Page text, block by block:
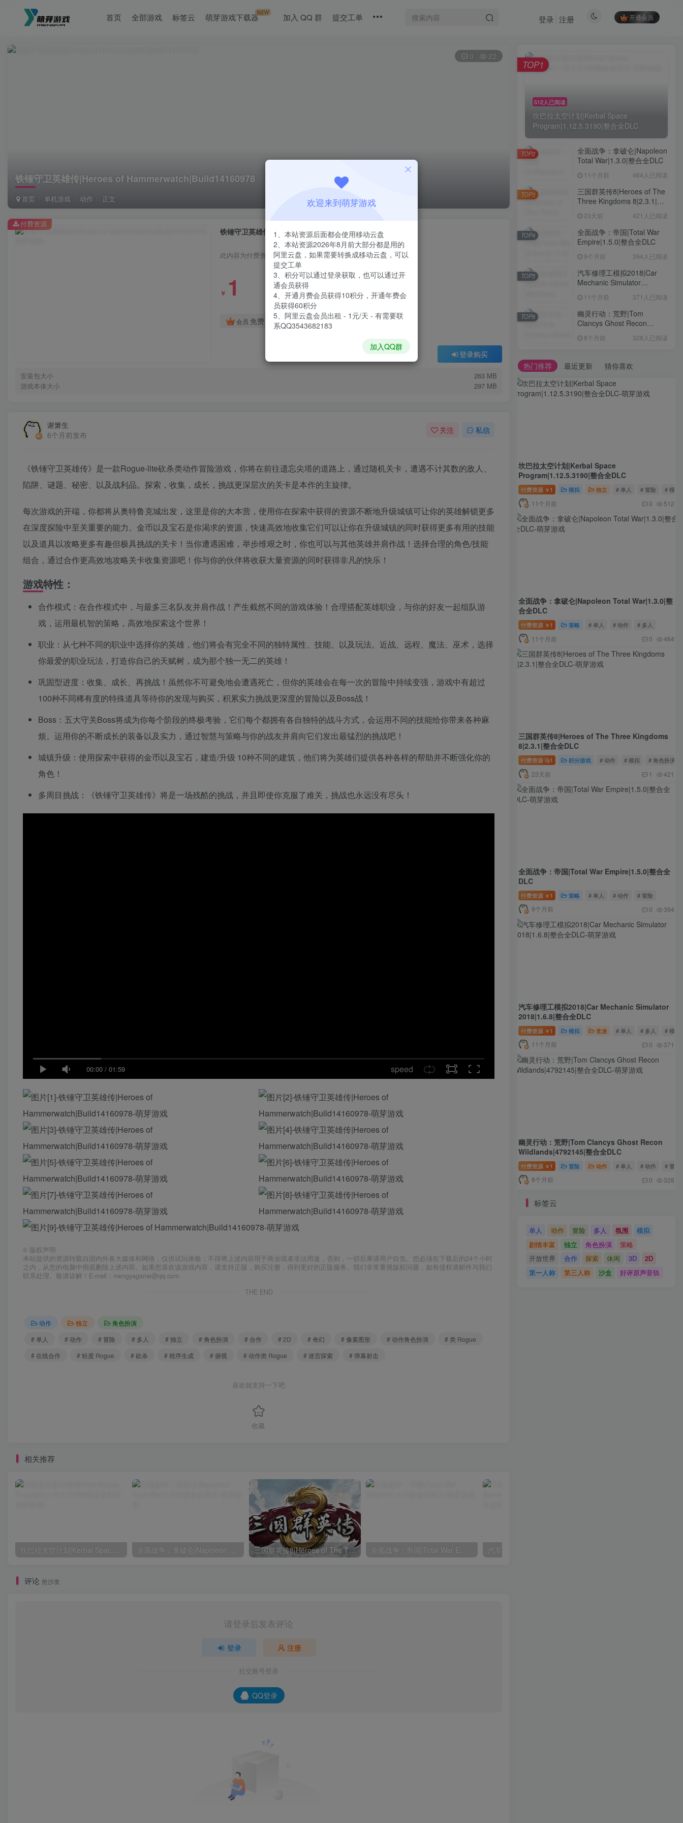
首页 全部游戏 标签云 萌芽游戏下载器NEW 加入 QQ 群 提交工单 开通会员
登录 注册
铁锤守卫英雄传|Heroes of Hammerwatch|Build14160978
首页 单机游戏 动作 正文
0 22
铁锤守卫英雄传|Heroes of Hammerwatch|Build14160978
此内容为付费资源，请付费后查看
￥ 1
会员 免费
登录购买
安装包大小
263 MB
游戏本体大小
297 MB
付费资源
谢箫生
6个月前发布
关注 私信
《铁锤守卫英雄传》是一款Rogue-lite砍杀类动作冒险游戏，你将在前往遗忘尖塔的道路上，通过随机关卡，遭遇不计其数的敌人、
陷阱、谜题、秘密、以及战利品。探索，收集，成长，挑战更深层次的关卡是本作的主旋律。
每次游戏的开端，你都将从奥特鲁克城出发，这里是你的大本营，使用你在探索中获得的资源不断地升级城镇可让你的英雄解锁更多
在深度探险中至关重要的能力。金币以及宝石是你渴求的资源，快速高效地收集它们可以让你在升级城镇的同时获得更多有用的技能
以及道具以攻略更多有趣但极具挑战的关卡！当你遭遇困难，举步维艰之时，你也可以与其他英雄并肩作战！选择合理的角色/技能
组合，通过合作更高效地攻略关卡收集资源吧！你与你的伙伴将收获大量资源的同时获得非凡的快乐！
游戏特性：
合作模式：在合作模式中，与最多三名队友并肩作战！产生截然不同的游戏体验！合理搭配英雄职业，与你的好友一起组队游
戏，运用最机智的策略，高效地探索这个世界！
职业：从七种不同的职业中选择你的英雄，他们将会有完全不同的独特属性、技能、以及玩法。近战、远程、魔法、巫术，选择
你最爱的职业玩法，打造你自己的天赋树，成为那个独一无二的英雄！
巩固型进度：收集、成长、再挑战！虽然你不可避免地会遭遇死亡，但你的英雄会在每一次的冒险中持续变强，游戏中有超过
100种不同稀有度的特殊道具等待你的发现与购买，积累实力挑战更深度的冒险以及Boss战！
Boss：五大守关Boss将成为你每个阶段的终极考验，它们每个都拥有各自独特的战斗方式，会运用不同的技能给你带来各种麻
烦。运用你的不断成长的装备以及实力，通过智慧与策略与你的战友并肩向它们发出最猛烈的挑战吧！
城镇升级：使用探索中获得的金币以及宝石，建造/升级 10种不同的建筑，他们将为英雄们提供各种各样的帮助并不断强化你的
角色！
多周目挑战：《铁锤守卫英雄传》将是一场残酷的挑战，并且即使你克服了难关，挑战也永远没有尽头！
00:00 / 01:59 speed
© 版权声明
本站提供的资源转载自国内外各大媒体和网络，仅供试玩体验；不得将上述内容用于商业或者非法用途，否则，一切后果请用户自负。您必须在下载后的24个小时
之内，从您的电脑中彻底删除上述内容。如果您喜欢该游戏内容，请支持正版，购买注册，得到更好的正版服务。我们非常重视版权问题，如有侵权请邮件与我们
联系处理。敬请谅解！E-mail：mengyagame@qq.com
THE END
动作 独立
角色扮演
# 单人
# 动作 # 冒险 # 多人 # 独立 # 角色扮演 # 合作 # 2D # 奇幻 # 像素图形 # 动作角色扮演
# 类 Rogue
# 在线合作
# 轻度 Rogue # 砍杀 # 程序生成 # 俯视 # 动作类 Rogue # 迷宫探索 # 弹幕射击
喜欢就支持一下吧
收藏
相关推荐
三国群英传8|Heroes of The Three Kingdoms 8|2.3.1|整合全DLC
评论 抢沙发
请登录后发表评论
登录 注册
社交账号登录
QQ登录
512人已阅读
坎巴拉太空计划|Kerbal Space
Program|1.12.5.3190|整合全DLC
TOP1
全面战争：拿破仑|Napoleon
Total War|1.3.0|整合全DLC
11个月前 464人已阅读
TOP2
三国群英传8|Heroes of The
Three Kingdoms 8|2.3.1|整
23天前 421人已阅读
TOP3
全面战争：帝国|Total War
Empire|1.5.0|整合全DLC
9个月前 394人已阅读
TOP4
汽车修理工模拟2018|Car
Mechanic Simulator
11个月前 371人已阅读
TOP5
幽灵行动：荒野|Tom
Clancys Ghost Recon
DLC8个月前 328人已阅读
TOP6
热门推荐 最近更新 猜你喜欢
坎巴拉太空计划|Kerbal Space
Program|1.12.5.3190|整合全DLC
付费资源 ￥ 1 模拟 独立 # 单人 # 冒险 # 模拟
11个月前 0 512
全面战争：拿破仑|Napoleon Total War|1.3.0|整
合全DLC
付费资源 ￥ 1 策略 # 单人 # 动作 # 多人
11个月前 0 464
三国群英传8|Heroes of The Three Kingdoms
8|2.3.1|整合全DLC
付费资源 1 积分游戏 # 动作 # 模拟 # 角色扮演
23天前 1 421
全面战争：帝国|Total War Empire|1.5.0|整合全
DLC
付费资源 ￥ 1 策略 # 单人 # 动作 # 冒险
9个月前 0 394
汽车修理工模拟2018|Car Mechanic Simulator
2018|1.6.8|整合全DLC
付费资源 ￥ 1 模拟 竞速 # 单人 # 多人 # 模拟
11个月前 0 371
幽灵行动：荒野|Tom Clancys Ghost Recon
Wildlands|4792145|整合全DLC
付费资源 ￥ 1 冒险 动作 # 单人 # 动作 # 冒险
8个月前 0 328
标签云
单人 动作 冒险 多人 氛围
模拟
剧情丰富
独立 角色扮演
策略
开放世界
合作 探索 休闲 3D
2D
第一人称
第三人称 沙盒 好评原声音轨
欢迎来到萌芽游戏
1、本站资源后面都会使用移动云盘
2、本站资源2026年8月前大部分都是用的
阿里云盘，如果需要转换成移动云盘，可以
提交工单
3、积分可以通过登录获取，也可以通过开
通会员获得
4、开通月费会员获得10积分，开通年费会
员获得60积分
5、阿里云盘会员出租 - 1元/天 - 有需要联
系QQ3543682183
加入QQ群